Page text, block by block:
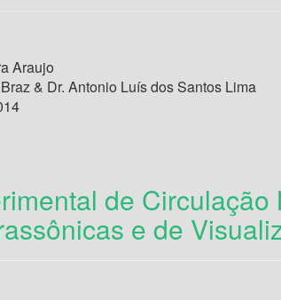
Araujo
& Dr. Antonio Luís dos Santos Lima
de
e de